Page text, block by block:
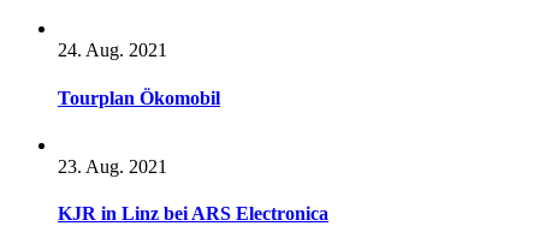
24. Aug. 2021
Tourplan Ökomobil
23. Aug. 2021
KJR in Linz bei ARS Electronica